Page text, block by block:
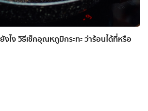
งไง วิธีเช็กอุณหภูมิกระทะ ว่าร้อนได้ที่หรือ